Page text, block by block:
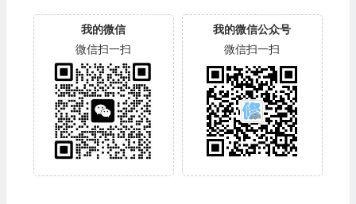
我的微信
微信扫一扫
我的微信公众号
微信扫一扫